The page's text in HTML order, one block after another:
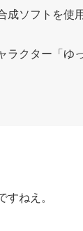
成ソフトを使
ラクター「ゆ
ねえ。